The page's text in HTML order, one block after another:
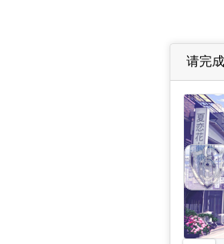
请完